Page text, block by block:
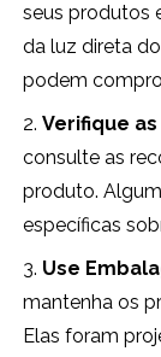
seus produtos
da luz direta
podem
2.Verifique
consulte as
produto.
específicas
3. Use
mantenha os
Elas foram